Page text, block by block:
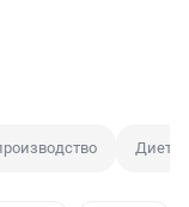
Диета